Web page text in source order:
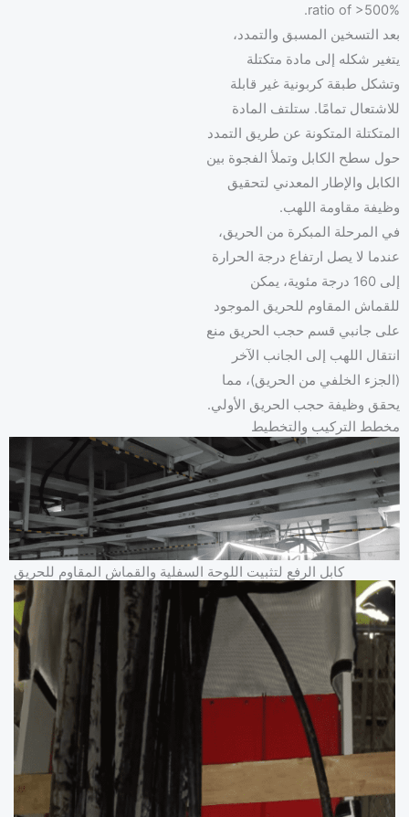
ratio of >500%.
بعد التسخين المسبق والتمدد،
يتغير شكله إلى مادة متكتلة
وتشكل طبقة كربونية غير قابلة
للاشتعال تمامًا. ستلتف المادة
المتكتلة المتكونة عن طريق التمدد
حول سطح الكابل وتملأ الفجوة بين
الكابل والإطار المعدني لتحقيق
وظيفة مقاومة اللهب.
في المرحلة المبكرة من الحريق،
عندما لا يصل ارتفاع درجة الحرارة
إلى 160 درجة مئوية، يمكن
للقماش المقاوم للحريق الموجود
على جانبي قسم حجب الحريق منع
انتقال اللهب إلى الجانب الآخر
(الجزء الخلفي من الحريق)، مما
يحقق وظيفة حجب الحريق الأولي.
مخطط التركيب والتخطيط
كابل الرفع لتثبيت اللوحة السفلية والقماش المقاوم للحريق